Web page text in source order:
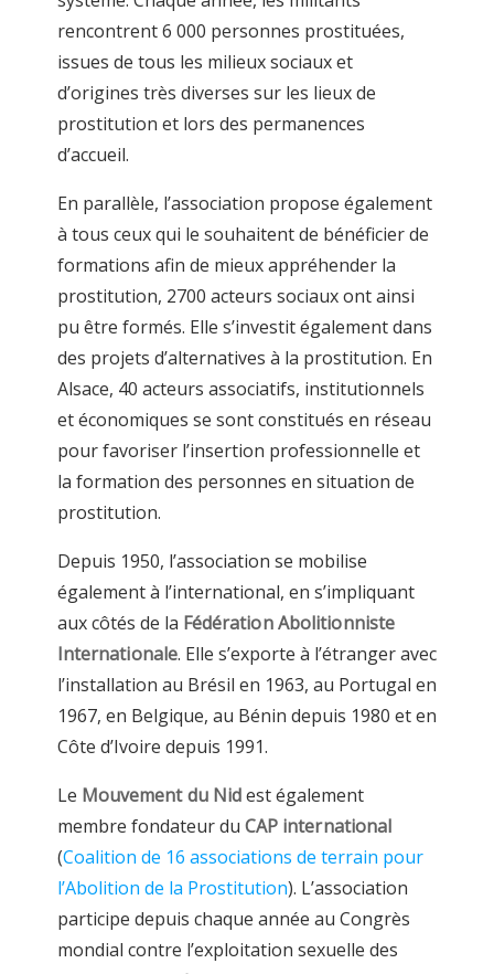
rencontrent 6 000 personnes prostituées,
issues de tous les milieux sociaux et
d’origines très diverses sur les lieux de
prostitution et lors des permanences
d’accueil.
En parallèle, l’association propose également
à tous ceux qui le souhaitent de bénéficier de
formations afin de mieux appréhender la
prostitution, 2700 acteurs sociaux ont ainsi
pu être formés. Elle s’investit également dans
des projets d’alternatives à la prostitution. En
Alsace, 40 acteurs associatifs, institutionnels
et économiques se sont constitués en réseau
pour favoriser l’insertion professionnelle et
la formation des personnes en situation de
prostitution.
Depuis 1950, l’association se mobilise
également à l’international, en s’impliquant
aux côtés de la Fédération Abolitionniste
Internationale. Elle s’exporte à l’étranger avec
l’installation au Brésil en 1963, au Portugal en
1967, en Belgique, au Bénin depuis 1980 et en
Côte d’Ivoire depuis 1991.
Le Mouvement du Nidest également
membre fondateur du CAP international
(Coalition de 16 associations de terrain pour
l’Abolition de la Prostitution). L’association
participe depuis chaque année au Congrès
mondial contre l’exploitation sexuelle des